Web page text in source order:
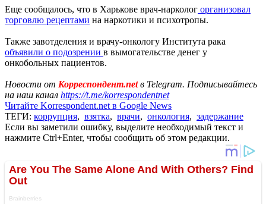
Еще сообщалось, что в Харькове врач-нарколог организовал
торговлю рецептами на наркотики и психотропы.
Также завотделения и врачу-онкологу Института рака
объявили о подозрении в вымогательстве денег у
онкобольных пациентов.
Новости от Корреспондент.netв Telegram. Подписывайтесь
на наш канал https://t.me/korrespondentnet
Читайте Korrespondent.net в Google News
ТЕГИ: коррупция, взятка, врачи, онкология, задержание
Если вы заметили ошибку, выделите необходимый текст и
нажмите Ctrl+Enter, чтобы сообщить об этом редакции.